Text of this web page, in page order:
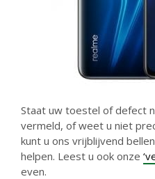
Staat uw toestel of defect
vermeld, of weet u niet
kunt u ons vrijblijvend
helpen. Leest u ook onze
even.